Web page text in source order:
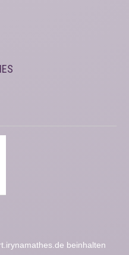
beinhalten